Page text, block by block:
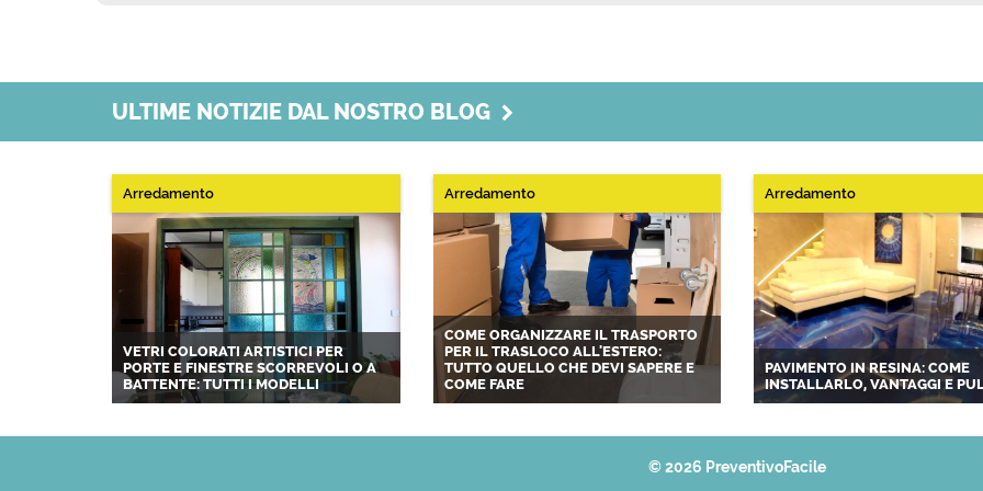
ULTIME NOTIZIE DAL NOSTRO BLOG
Arredamento
VETRI COLORATI ARTISTICI PER
PORTE E FINESTRE SCORREVOLI O A
BATTENTE: TUTTI I MODELLI
Arredamento
COME ORGANIZZARE IL TRASPORTO
PER IL TRASLOCO ALL'ESTERO:
TUTTO QUELLO CHE DEVI SAPERE E
COME FARE
Arredamento
PAVIMENTO IN RESINA: COME
INSTALLARLO, VANTAGGI E
© 2026 PreventivoFacile